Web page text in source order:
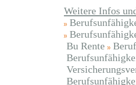
Weitere Infos
Bu Rente